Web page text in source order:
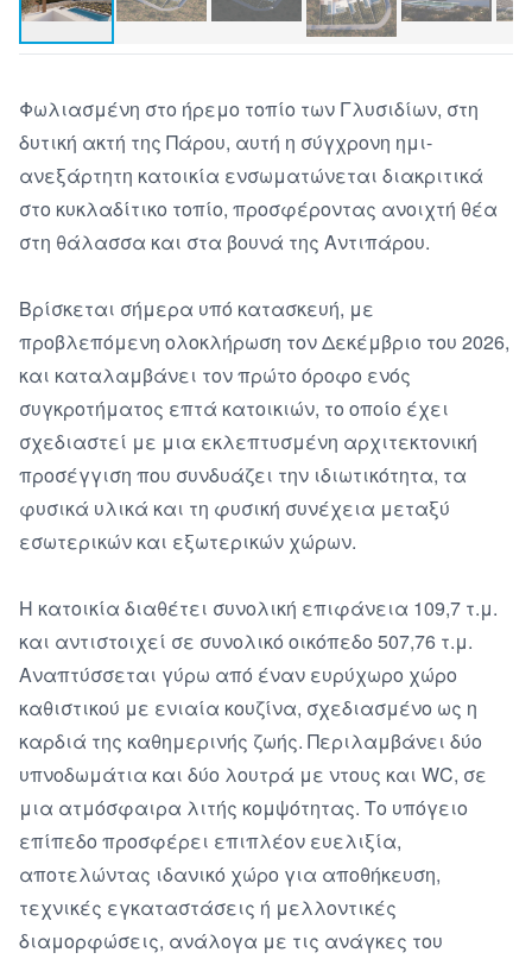
Φωλιασμένη στο ήρεμο τοπίο των Γλυσιδίων, στη
δυτική ακτή της Πάρου, αυτή η σύγχρονη ημι-
ανεξάρτητη κατοικία ενσωματώνεται διακριτικά
στο κυκλαδίτικο τοπίο, προσφέροντας ανοιχτή θέα
στη θάλασσα και στα βουνά της Αντιπάρου.
Βρίσκεται σήμερα υπό κατασκευή, με
προβλεπόμενη ολοκλήρωση τον Δεκέμβριο του 2026,
και καταλαμβάνει τον πρώτο όροφο ενός
συγκροτήματος επτά κατοικιών, το οποίο έχει
σχεδιαστεί με μια εκλεπτυσμένη αρχιτεκτονική
προσέγγιση που συνδυάζει την ιδιωτικότητα, τα
φυσικά υλικά και τη φυσική συνέχεια μεταξύ
εσωτερικών και εξωτερικών χώρων.
Η κατοικία διαθέτει συνολική επιφάνεια 109,7 τ.μ.
και αντιστοιχεί σε συνολικό οικόπεδο 507,76 τ.μ.
Αναπτύσσεται γύρω από έναν ευρύχωρο χώρο
καθιστικού με ενιαία κουζίνα, σχεδιασμένο ως η
καρδιά της καθημερινής ζωής. Περιλαμβάνει δύο
υπνοδωμάτια και δύο λουτρά με ντους και WC, σε
μια ατμόσφαιρα λιτής κομψότητας. Το υπόγειο
επίπεδο προσφέρει επιπλέον ευελιξία,
αποτελώντας ιδανικό χώρο για αποθήκευση,
τεχνικές εγκαταστάσεις ή μελλοντικές
διαμορφώσεις, ανάλογα με τις ανάγκες του